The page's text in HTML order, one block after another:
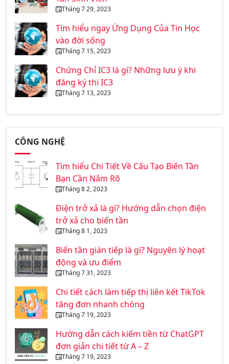
Tháng 7 29, 2023
Tìm hiểu ngay Ứng Dụng Của Tin Học
vào đời sống
Tháng 7 15, 2023
Chứng Chỉ IC3 là gì? Những lưu ý khi
đăng ký thi IC3
Tháng 7 13, 2023
CÔNG NGHỆ
Tìm hiểu Chi Tiết Về Cấu Tạo Biến Tần
Bạn Cần Nắm Rõ
Tháng 8 2, 2023
Điện trở xả là gì? Hướng dẫn chọn điện
trở xả cho biến tần
Tháng 8 1, 2023
Biến tần gián tiếp là gì? Nguyên lý hoạt
động và ưu điểm
Tháng 7 31, 2023
Chi tiết cách làm tiếp thị liên kết TikTok
tăng đơn nhanh chóng
Tháng 7 19, 2023
Hướng dẫn cách kiếm tiền từ ChatGPT
đơn giản chi tiết từ A – Z
Tháng 7 19, 2023